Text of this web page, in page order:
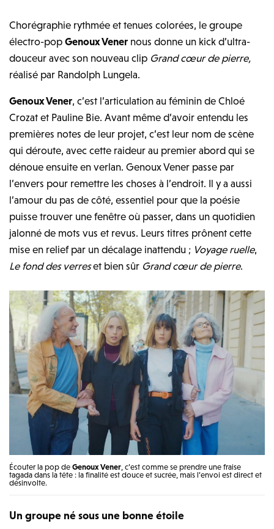
Chorégraphie rythmée et tenues colorées, le groupe
électro-popGenoux Vener nous donne un kick d’ultra-
douceur avec son nouveau clip Grand cœur de pierre,
réalisé par Randolph Lungela.
Genoux Vener, c’est l’articulation au féminin de Chloé
Crozat et Pauline Bie. Avant même d’avoir entendu les
premières notes de leur projet, c’est leur nom de scène
qui déroute, avec cette raideur au premier abord qui se
dénoue ensuite en verlan. Genoux Vener passe par
l’envers pour remettre les choses à l’endroit. Il y a aussi
l’amour du pas de côté, essentiel pour que la poésie
puisse trouver une fenêtre où passer, dans un quotidien
jalonné de mots vus et revus. Leurs titres prônent cette
mise en relief par un décalage inattendu ; Voyage ruelle,
Le fond des verreset bien sûr Grand cœur de pierre.
Écouter la pop de Genoux Vener , c’est comme se prendre une fraise
tagada dans la tête : la finalité est douce et sucrée, mais l’envoi est direct et
désinvolte.
Un groupe né sous une bonne étoile